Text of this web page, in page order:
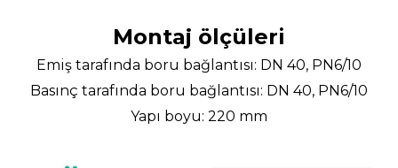
Montaj ölçüleri
Emiş tarafında boru bağlantısı: DN 40, PN6/10
Basınç tarafında boru bağlantısı: DN 40, PN6/10
Yapı boyu: 220 mm